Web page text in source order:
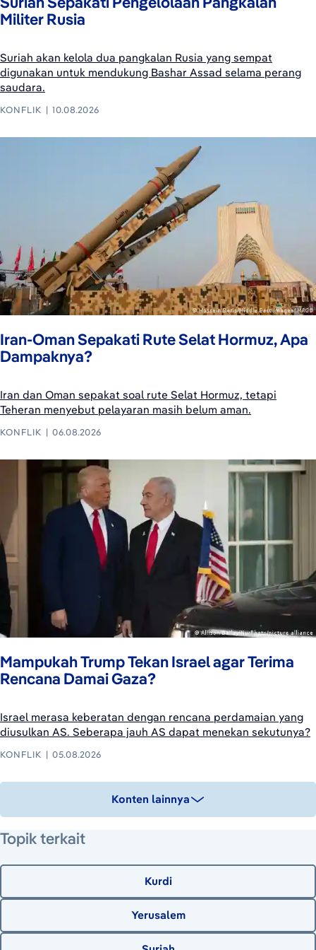
Militer Rusia
Suriah akan kelola dua pangkalan Rusia yang sempat
digunakan untuk mendukung Bashar Assad selama perang
saudara.
KONFLIK 10.08.2026
Iran-Oman Sepakati Rute Selat Hormuz, Apa
Dampaknya?
Iran dan Oman sepakat soal rute Selat Hormuz, tetapi
Teheran menyebut pelayaran masih belum aman.
KONFLIK 06.08.2026
Mampukah Trump Tekan Israel agar Terima
Rencana Damai Gaza?
Israel merasa keberatan dengan rencana perdamaian yang
diusulkan AS. Seberapa jauh AS dapat menekan sekutunya?
KONFLIK 05.08.2026
Konten lainnya
Topik terkait
Kurdi
Yerusalem